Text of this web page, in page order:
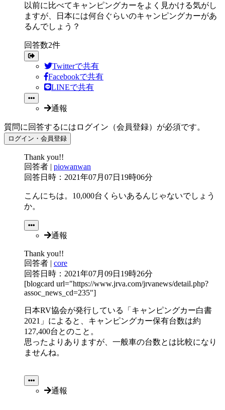
以前に比べてキャンピングカーをよく見かける気がし
ますが、日本には何台ぐらいのキャンピングカーがあ
るんでしょう？
回答数2件
Twitterで共有
Facebookで共有
LINEで共有
通報
質問に回答するにはログイン（会員登録）が必須です。
ログイン・会員登録
Thank you!!
回答者 | piowanwan
回答日時：2021年07月07日19時06分
こんにちは。10,000台くらいあるんじゃないでしょう
か。
通報
Thank you!!
回答者 | core
回答日時：2021年07月09日19時26分
[blogcard url="https://www.jrva.com/jrvanews/detail.php?
assoc_news_cd=235"]
日本RV協会が発行している「キャンピングカー白書
2021」によると、キャンピングカー保有台数は約
127,400台とのこと。
思ったよりありますが、一般車の台数とは比較になり
ませんね。
通報